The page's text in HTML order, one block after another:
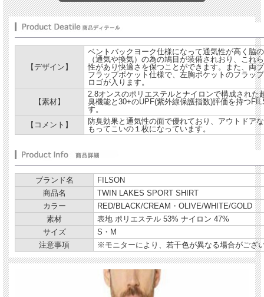
【デザイン】
MIGHT AS WELL HAVE THE BESTのコンセプトのブランド"FILSON"より「OIL
TIN CLOTH VEST」の紹介です。フィルソンの看板モデルでもあるマッキーノウ
ールベストをベースとし、素材はOIL TIN CLOTH(オイルチンクロス)を採用。現代
風に細身にモデファイされたスッキリシルエットで従来のワークな匂いも残しつつ
キレイ目なスタイルにも着用頂けます。
【デザイン】
ベントバックヨーク仕様になって通気性が高く脇
（通気や換気）の為の鳩目が装備されおり、これ
性があり快適さを保つことができます。また、両
フラップポケット仕様で、左胸ポケットのフラッ
ロゴが入ります。
【素材】
2.8オンスのポリエステルとナイロンで構成された
臭機能と30+のUPF(紫外線保護指数)評価を持つ
す。
【コメント】
防臭効果と通気性の面で優れており、アウトドア
もってこいの１枚になっています。
ブランド名
FILSON
商品名
TWIN LAKES SPORT SHIRT
カラー
RED/BLACK/CREAM・OLIVE/WHITE/GOLD
素材
表地 ポリエステル 53% ナイロン 47%
サイズ
S・M
注意事項
※モニターにより、若干色が異なる場合がござ